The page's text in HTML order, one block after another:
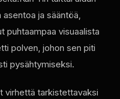
asentoa ja sääntöä,
puhtaampaa visuaalista
polven, johon sen piti
pysähtymiseksi.
virhettä tarkistettavaksi